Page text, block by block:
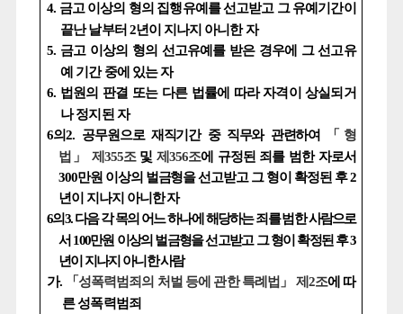
4. 금고 이상의 형의 집행유예를 선고받고 그 유예기간이
끝난 날부터 2년이 지나지 아니한 자
5. 금고 이상의 형의 선고유예를 받은 경우에 그 선고유
예 기간 중에 있는 자
6. 법원의 판결 또는 다른 법률에 따라 자격이 상실되거
나 정지된 자
6의2. 공무원으로 재직기간 중 직무와 관련하여 「 형
법 」 제 355조 및 제356조에 규정된 죄를 범한 자로서
300만원 이상의 벌금형을 선고받고 그 형이 확정된 후2
년이 지나지 아니한 자
6의3.다음 각 목의 어느 하나에 해당하는 죄를 범한 사람으로
서 100만원 이상의 벌금형을 선고받고 그 형이 확정된 후3
년이 지나지 아니한 사람
가. 「 성폭력범죄의 처벌 등에 관한 특례법 」 제 2조에 따
른 성폭력범죄